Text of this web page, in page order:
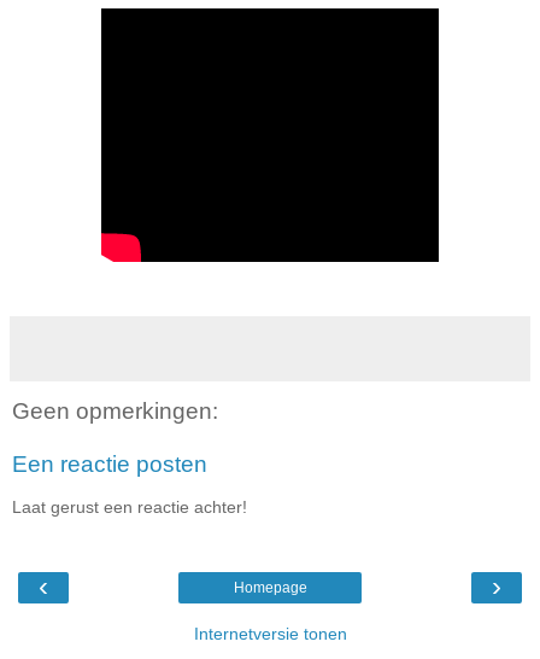
Geen opmerkingen:
Een reactie posten
Laat gerust een reactie achter!
‹ ›
Homepage
Internetversie tonen